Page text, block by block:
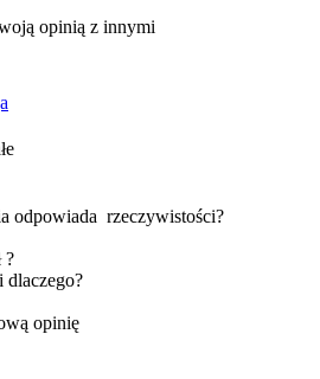
opinią z innymi
odpowiada rzeczywistości?
?
dlaczego?
opinię